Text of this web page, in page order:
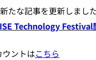
たな記事を更新しまし
Technology Festival
ントはこちら